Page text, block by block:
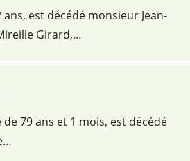
ans, est décédé monsieur Jean-
Girard,…
de 79 ans et 1 mois, est décédé